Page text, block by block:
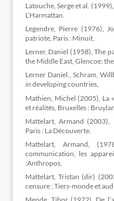
Latouche, Serge et al.
L’Harmattan.
Legendre, Pierre (1976),
patriote, Paris : Minuit.
Lerner, Daniel (1958), The
the Middle East, Glencoe:
Lerner Daniel., Schram,
in developing countries,
Mathien, Michel (2005), La
et réalités, Bruxelles :
Mattelart, Armand (2003),
Paris : La Découverte.
Mattelart, Armand,
communication, les
:Anthropos.
Mattelart, Tristan (dir)
censure ; Tiers-monde et